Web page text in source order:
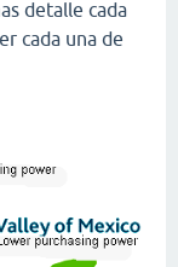
detalle cada
cada una de